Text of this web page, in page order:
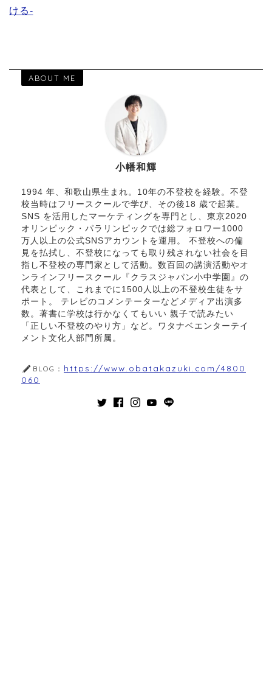
ける-
ABOUT ME
小幡和輝
1994 年、和歌山県生まれ。10年の不登校を経験。不登
校当時はフリースクールで学び、その後18 歳で起業。
SNS を活用したマーケティングを専門とし、東京2020
オリンピック・パラリンピックでは総フォロワー1000
万人以上の公式SNSアカウントを運用。 不登校への偏
見を払拭し、不登校になっても取り残されない社会を目
指し不登校の専門家として活動。数百回の講演活動やオ
ンラインフリースクール『クラスジャパン小中学園』の
代表として、これまでに1500人以上の不登校生徒をサ
ポート。 テレビのコメンテーターなどメディア出演多
数。著書に学校は行かなくてもいい 親子で読みたい
「正しい不登校のやり方」など。ワタナベエンターテイ
メント文化人部門所属。
BLOG： https://www.obatakazuki.com/4800
060